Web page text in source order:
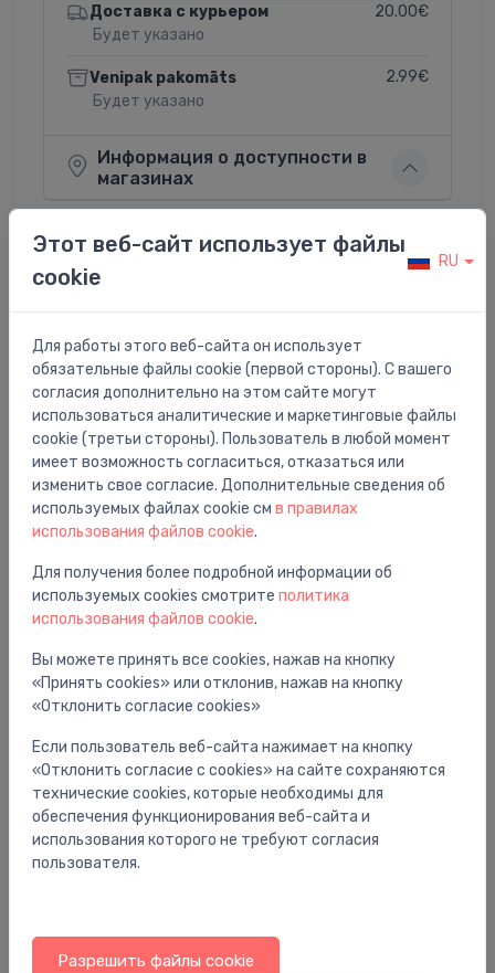
Доставка с курьером
Будет указано
20.00€
Venipak pakomāts
Будет указано
2.99€
Информация о доступности в
магазинах
Описание товара
iztece Axor Citterio E, 180 mm, no sienas, hroms
Вам также может понравиться
Универсальные смесители
Lokanais ūdens pievads speciāla pretkorozijas
Этот веб-сайт использует файлы
cookie
RU
Для работы этого веб-сайта он использует
обязательные файлы cookie (первой стороны). С вашего
согласия дополнительно на этом сайте могут
использоваться аналитические и маркетинговые файлы
cookie (третьи стороны). Пользователь в любой момент
имеет возможность согласиться, отказаться или
изменить свое согласие. Дополнительные сведения об
используемых файлах cookie см в правилах
использования файлов cookie.
Для получения более подробной информации об
используемых cookies смотрите политика
использования файлов cookie.
Вы можете принять все cookies, нажав на кнопку
«Принять cookies» или отклонив, нажав на кнопку
«Отклонить согласие cookies»
Если пользователь веб-сайта нажимает на кнопку
«Отклонить согласие с cookies» на сайте сохраняются
технические cookies, которые необходимы для
обеспечения функционирования веб-сайта и
использования которого не требуют согласия
пользователя.
Разрешить файлы cookie